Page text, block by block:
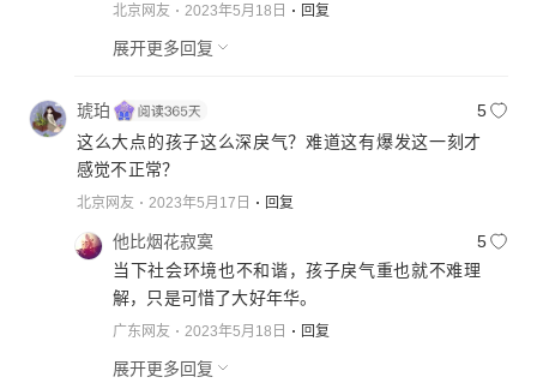
北京网友 2023年5月18日 回复
展开更多回复
琥珀
5
这么大点的孩子这么深戾气？难道这有爆发这一刻才
感觉不正常？
北京网友 2023年5月17日 回复
他比烟花寂寞
5
当下社会环境也不和谐，孩子戾气重也就不难理
解，只是可惜了大好年华。
广东网友 2023年5月18日 回复
展开更多回复